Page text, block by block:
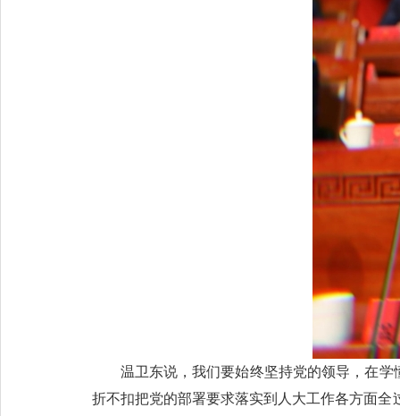
温卫东说，我们要始终坚持党的领导，在
折不扣把党的部署要求落实到人大工作各方面